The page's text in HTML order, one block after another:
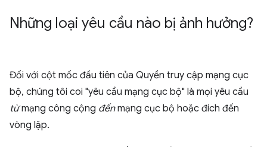
Những loại yêu cầu nào bị ảnh hưởng?
Đối với cột mốc đầu tiên của Quyền truy cập mạng cục
bộ, chúng tôi coi "yêu cầu mạng cục bộ" là mọi yêu cầu
từmạng công cộng đếnmạng cục bộ hoặc đích đến
vòng lặp.